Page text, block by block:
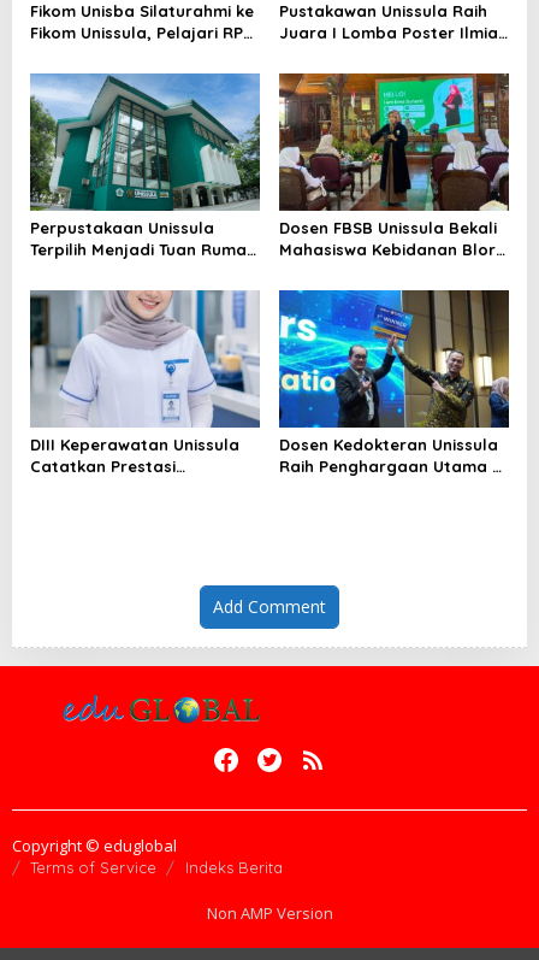
Fikom Unisba Silaturahmi ke
Fikom Unissula, Pelajari RPL
Laboratorium Unggulan
Pustakawan Unissula Raih
Juara I Lomba Poster Ilmiah
Perpustakaan Unissula
Terpilih Menjadi Tuan Rumah
Dosen FBSB Unissula Bekali
Mahasiswa Kebidanan Blora
Public Speaking
DIII Keperawatan Unissula
Catatkan Prestasi
Dosen Kedokteran Unissula
Raih Penghargaan Utama di
Add Comment
Copyright © eduglobal
Terms of Service Indeks Berita
Non AMP Version